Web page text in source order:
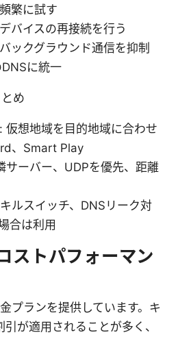
繁に試す
バイスの再接続を行う
ックグラウンド通信を抑制
に統一
め
仮想地域を目的地域に合わせ
、Smart Play
サーバー、UDPを優先、距離
ルスイッチ、DNSリーク対
合は利用
ストパフォーマン
プランを提供しています。キ
が適用されることが多く、